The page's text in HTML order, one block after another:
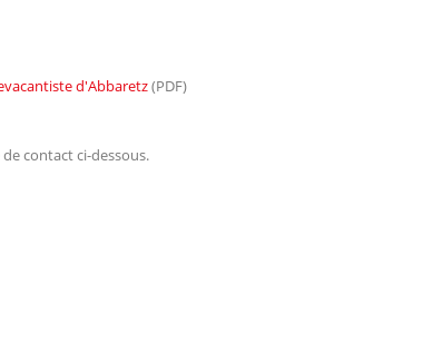
d'Abbaretz(PDF)
contact ci-dessous.